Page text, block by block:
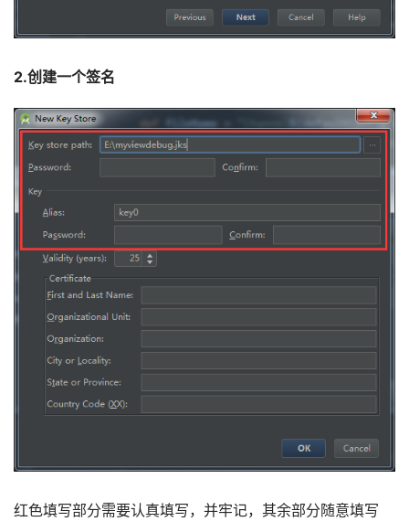
2.创建一个签名
红色填写部分需要认真填写，并牢记，其余部分随意填写